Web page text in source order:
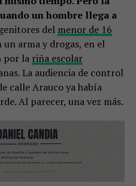
un hombre llega a
del menor de 16
arma y drogas, en el
por la riña escolar
La audiencia de control
calle Arauco ya había
Al parecer, una vez más.